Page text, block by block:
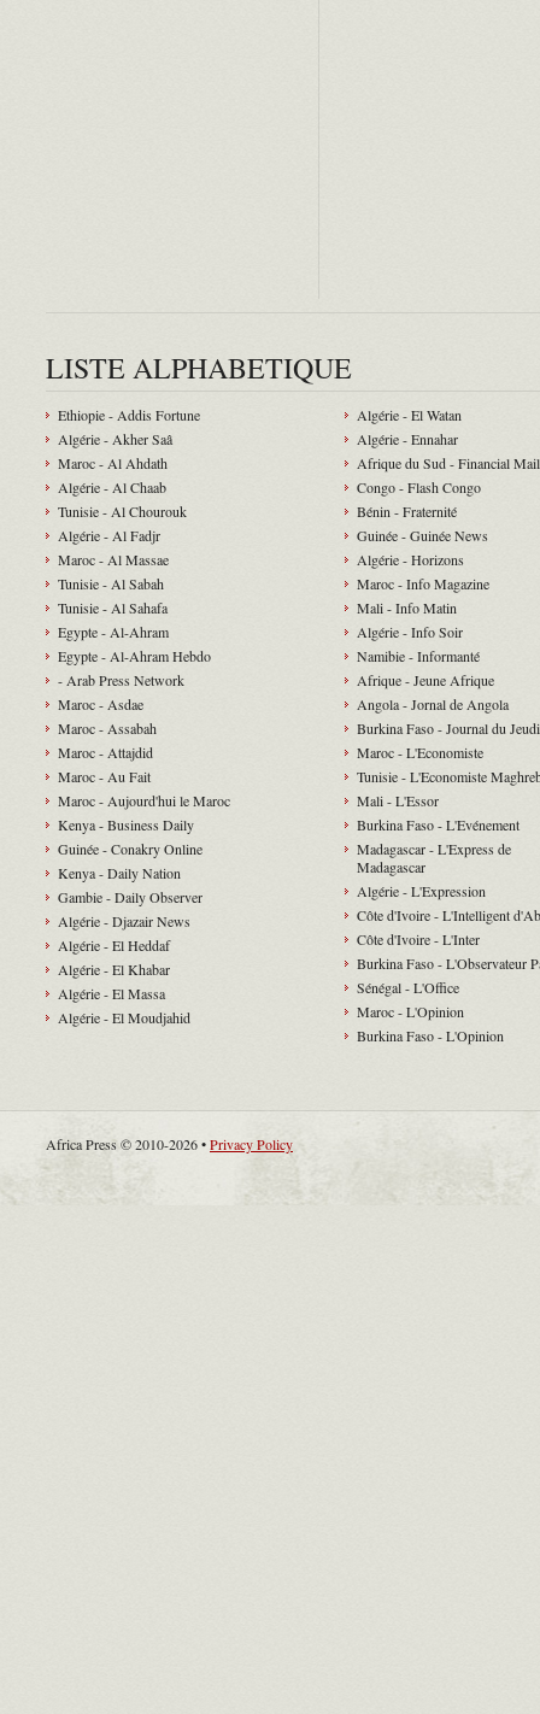
LISTE ALPHABETIQUE
Ethiopie - Addis Fortune
Algérie - Akher Saâ
Maroc - Al Ahdath
Algérie - Al Chaab
Tunisie - Al Chourouk
Algérie - Al Fadjr
Maroc - Al Massae
Tunisie - Al Sabah
Tunisie - Al Sahafa
Egypte - Al-Ahram
Egypte - Al-Ahram Hebdo
- Arab Press Network
Maroc - Asdae
Maroc - Assabah
Maroc - Attajdid
Maroc - Au Fait
Maroc - Aujourd'hui le Maroc
Kenya - Business Daily
Guinée - Conakry Online
Kenya - Daily Nation
Gambie - Daily Observer
Algérie - Djazair News
Algérie - El Heddaf
Algérie - El Khabar
Algérie - El Massa
Algérie - El Moudjahid
Algérie - El Watan
Algérie - Ennahar
Afrique du Sud - Financial Mail
Congo - Flash Congo
Bénin - Fraternité
Guinée - Guinée News
Algérie - Horizons
Maroc - Info Magazine
Mali - Info Matin
Algérie - Info Soir
Namibie - Informanté
Afrique - Jeune Afrique
Angola - Jornal de Angola
Burkina Faso - Journal du Jeudi
Maroc - L'Economiste
Tunisie - L'Economiste
Mali - L'Essor
Burkina Faso - L'Evénement
Madagascar - L'Express de
Madagascar
Algérie - L'Expression
Côte d'Ivoire - L'Intelligent
Côte d'Ivoire - L'Inter
Burkina Faso - L'Observateur
Sénégal - L'Office
Maroc - L'Opinion
Burkina Faso - L'Opinion
Africa Press © 2010-2026 •Privacy Policy